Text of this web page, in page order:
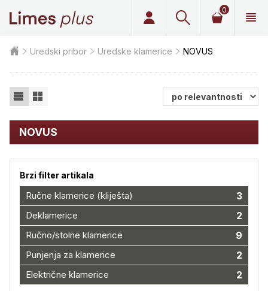
0
Uredski pribor Uredske klamerice NOVUS
NOVUS
Brzi filter artikala
Ručne klamerice (kliješta) 3
Deklamerice 2
Ručno/stolne klamerice 9
Punjenja za klamerice 2
Električne klamerice 2